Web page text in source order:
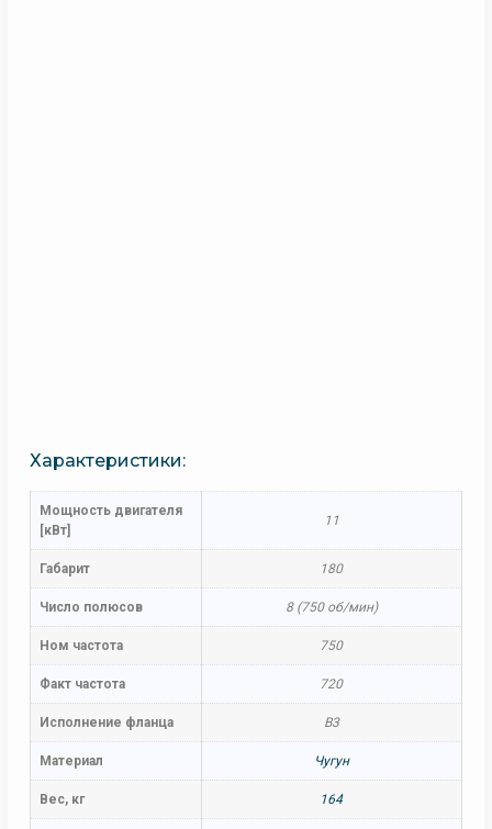
Характеристики:
Мощность двигателя
[кВт]
11
Габарит 180
Число полюсов 8 (750 об/мин)
Ном частота 750
Факт частота 720
Исполнение фланца B3
Материал Чугун
Вес, кг 164